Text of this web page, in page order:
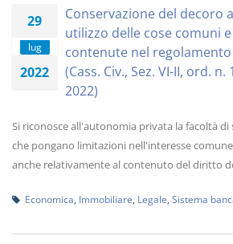
29
lug
2022
Conservazione del decoro
utilizzo delle cose comuni
contenute nel
(Cass. Civ., Sez. VI-II, ord.
2022)
Si riconosce all'autonomia privata la facoltà
che pongano limitazioni nell'interesse
anche relativamente al contenuto del diritto
Economica Immobiliare Legale Sistema